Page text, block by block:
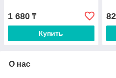
1 680 ₸
Купить
О нас